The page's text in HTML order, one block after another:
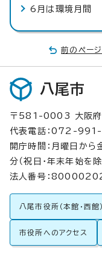
6月は環境月間
前のペー
八尾市
〒581-0003 大阪府
代表電話：072-
開庁時間：月曜日か
分（祝日・年末年始を除
法人番号：
八尾市役所（本館・西館
市役所へのアクセス